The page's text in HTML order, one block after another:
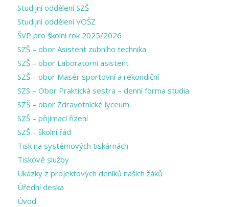
Studijní oddělení SZŠ
Studijní oddělení VOŠZ
ŠVP pro školní rok 2025/2026
SZŠ – obor Asistent zubního technika
SZŠ – obor Laboratorní asistent
SZŠ – obor Masér sportovní a rekondiční
SZS – Obor Praktická sestra – denní forma studia
SZŠ – obor Zdravotnické lyceum
SZŠ – přijímací řízení
SZŠ – školní řád
Tisk na systémových tiskárnách
Tiskové služby
Ukázky z projektových deníků našich žáků
Úřední deska
Úvod